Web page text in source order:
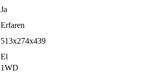
Ja
Erfaren
513x274x439
El
1WD